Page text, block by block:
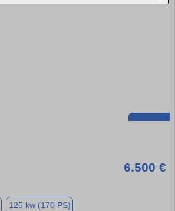
6.500 €
125 kw (170 PS)